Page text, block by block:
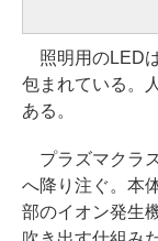
照明用のLED
包まれている。
ある。
プラズマクラ
へ降り注ぐ。本
部のイオン発生